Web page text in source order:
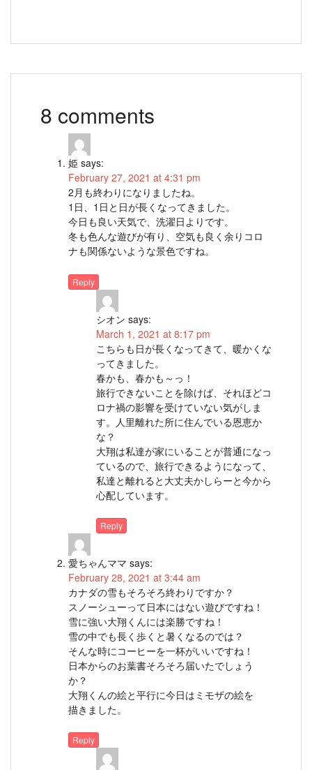
8 comments
姫 says:
February 27, 2021 at 4:31 pm
2月も終わりになりましたね。
1日、1日と日が長くなってきました。
今日も良い天気で、洗濯日よりです。
冬も色んな遊びが有り、空気も良く余りコロ
ナも関係ないような景色ですね。
Reply
シオン says:
March 1, 2021 at 8:17 pm
こちらも日が長くなってきて、暖かくな
ってきました。
春かも、春かも～っ！
旅行できないことを除けば、それほどコ
ロナ禍の影響を受けていない気がしま
す。人里離れた所に住んでいる恩恵か
な？
大翔は私達が家にいることが普通になっ
ているので、旅行できるようになって、
私達と離れると大丈夫かしらーと今から
心配しています。
Reply
愛ちゃんママ says:
February 28, 2021 at 3:44 am
カナダの雪もそろそろ終わりですか？
スノーシューって日本にはない遊びですね！
雪に強い大翔くんには楽勝ですね！
雪の中でも長く歩くと暑くなるのでは？
そんな時にコーヒーを一杯がいいですね！
日本からのお葉書そろそろ届いたでしょう
か？
大翔くんの絵と平行に今日はミモザの絵を
描きました。
Reply